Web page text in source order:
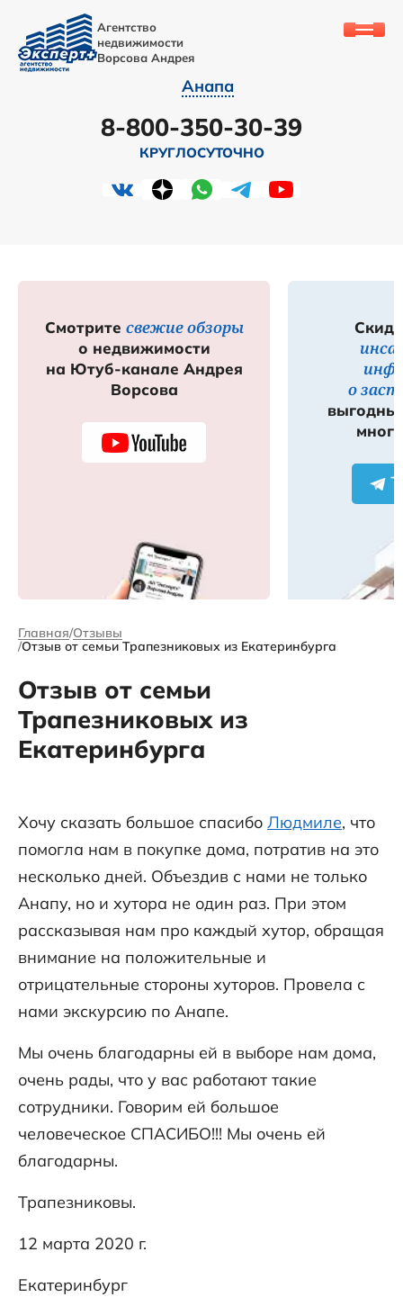
Агентство
недвижимости
Ворсова Андрея
Анапа
8-800-350-30-39
КРУГЛОСУТОЧНО
Смотрите свежие обзоры
о недвижимости
на Ютуб-канале Андрея
Ворсова
о
Главная Отзывы
Отзыв от семьи Трапезниковых из Екатеринбурга
Отзыв от семьи
Трапезниковых из
Екатеринбурга
Хочу сказать большое спасибо Людмиле, что
помогла нам в покупке дома, потратив на это
несколько дней. Объездив с нами не только
Анапу, но и хутора не один раз. При этом
рассказывая нам про каждый хутор, обращая
внимание на положительные и
отрицательные стороны хуторов. Провела с
нами экскурсию по Анапе.
Мы очень благодарны ей в выборе нам дома,
очень рады, что у вас работают такие
сотрудники. Говорим ей большое
человеческое СПАСИБО!!! Мы очень ей
благодарны.
Трапезниковы.
12 марта 2020 г.
Екатеринбург